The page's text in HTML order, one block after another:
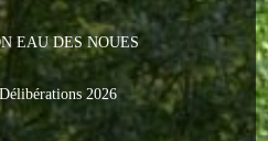
EAU DES NOUES
2026